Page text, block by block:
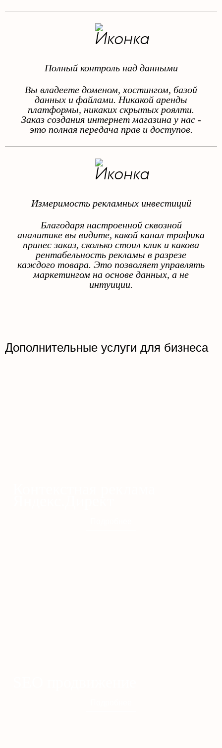
Полный контроль над данными
Вы владеете доменом, хостингом, базой
данных и файлами. Никакой аренды
платформы, никаких скрытых роялти.
Заказ создания интернет магазина у нас -
это полная передача прав и доступов.
Измеримость рекламных инвестиций
Благодаря настроенной сквозной
аналитике вы видите, какой канал трафика
принес заказ, сколько стоил клик и какова
рентабельность рекламы в разрезе
каждого товара. Это позволяет управлять
маркетингом на основе данных, а не
интуиции.
Дополнительные услуги для бизнеса